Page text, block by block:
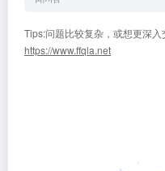
Tips:问题比较复杂，或想更深
https://www.ffqla.net